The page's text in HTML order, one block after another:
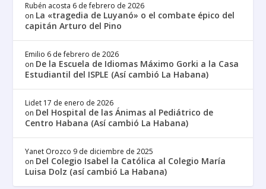
Rubén acosta 6 de febrero de 2026
on La «tragedia de Luyanó» o el combate épico del
capitán Arturo del Pino
Emilio 6 de febrero de 2026
on De la Escuela de Idiomas Máximo Gorki a la Casa
Estudiantil del ISPLE (Así cambió La Habana)
Lidet 17 de enero de 2026
on Del Hospital de las Ánimas al Pediátrico de
Centro Habana (Así cambió La Habana)
Yanet Orozco 9 de diciembre de 2025
on Del Colegio Isabel la Católica al Colegio María
Luisa Dolz (así cambió La Habana)